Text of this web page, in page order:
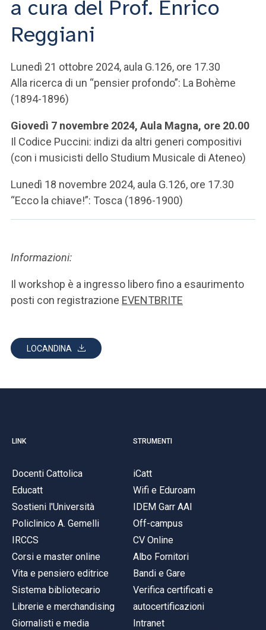
SEI UN DOCENTE O UN MEMBRO DELLO STAFF
a cura del Prof. Enrico
Reggiani
Lunedì 21 ottobre 2024, aula G.126, ore 17.30
Alla ricerca di un “pensier profondo”: La Bohème
(1894-1896)
Giovedì 7 novembre 2024, Aula Magna, ore 20.00
Il Codice Puccini: indizi da altri generi compositivi
(con i musicisti dello Studium Musicale di Ateneo)
Lunedì 18 novembre 2024, aula G.126, ore 17.30
“Ecco la chiave!”: Tosca (1896-1900)
Informazioni:
Il workshop è a ingresso libero fino a esaurimento
posti con registrazione EVENTBRITE
LOCANDINA
LINK
Docenti Cattolica
Educatt
Sostieni l'Università
Policlinico A. Gemelli
IRCCS
Corsi e master online
Vita e pensiero editrice
Sistema bibliotecario
Librerie e merchandising
Giornalisti e media
STRUMENTI
iCatt
Wifi e Eduroam
IDEM Garr AAI
Off-campus
CV Online
Albo Fornitori
Bandi e Gare
Verifica certificati e
autocertificazioni
Intranet